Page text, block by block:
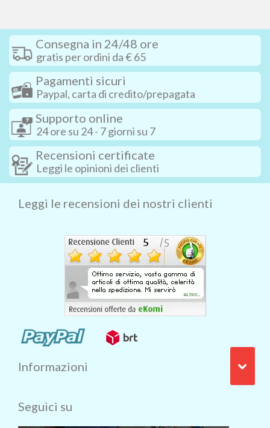
Consegna in 24/48 ore
gratis per ordini da € 65
Pagamenti sicuri
Paypal, carta di credito/prepagata
Supporto online
24 ore su 24 - 7 giorni su 7
Recensioni certificate
Leggi le opinioni dei clienti
Leggi le recensioni dei nostri clienti
Informazioni
Seguici su